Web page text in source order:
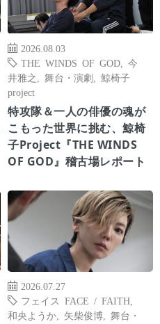
2026.08.03
THE WINDS OF GOD
今
井雅之
舞台・演劇
鯨椅子
project
特攻隊＆一人の俳優の魂が
こもった世界に挑む、鯨椅
子Project『THE WINDS
OF GOD』稽古場レポート
2026.07.27
フェイス FACE / FAITH
和央ようか
矢柴俊博
舞台・